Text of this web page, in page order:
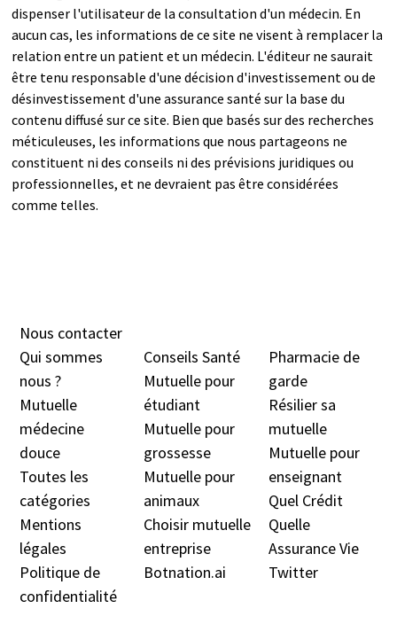
dispenser l'utilisateur de la consultation d'un médecin. En
aucun cas, les informations de ce site ne visent à remplacer la
relation entre un patient et un médecin. L'éditeur ne saurait
être tenu responsable d'une décision d'investissement ou de
désinvestissement d'une assurance santé sur la base du
contenu diffusé sur ce site. Bien que basés sur des recherches
méticuleuses, les informations que nous partageons ne
constituent ni des conseils ni des prévisions juridiques ou
professionnelles, et ne devraient pas être considérées
comme telles.
Nous contacter
Qui sommes
nous ?
Mutuelle
médecine
douce
Toutes les
catégories
Mentions
légales
Politique de
confidentialité
Conseils Santé
Mutuelle pour
étudiant
Mutuelle pour
grossesse
Mutuelle pour
animaux
Choisir mutuelle
entreprise
Botnation.ai
Pharmacie de
garde
Résilier sa
mutuelle
Mutuelle pour
enseignant
Quel Crédit
Quelle
Assurance Vie
Twitter